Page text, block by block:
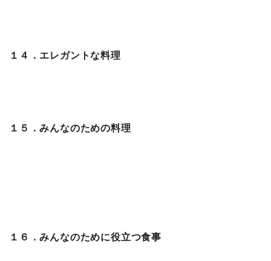
１４．エレガントな料理
１５．みんなのための料理
１６．みんなのために役立つ食事